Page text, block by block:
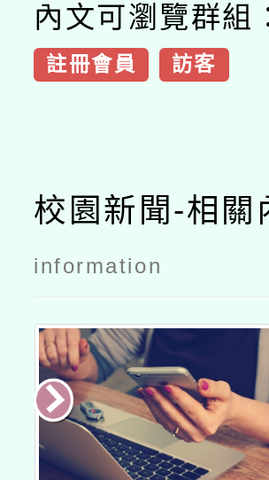
內文可瀏覽群組
註冊會員 訪客
校園新聞-相關
information